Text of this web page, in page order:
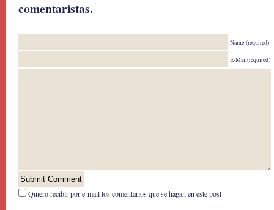
comentaristas.
Name (required)
E-Mail(required)
Quiero recibír por e-mail los comentarios que se hagan en este post